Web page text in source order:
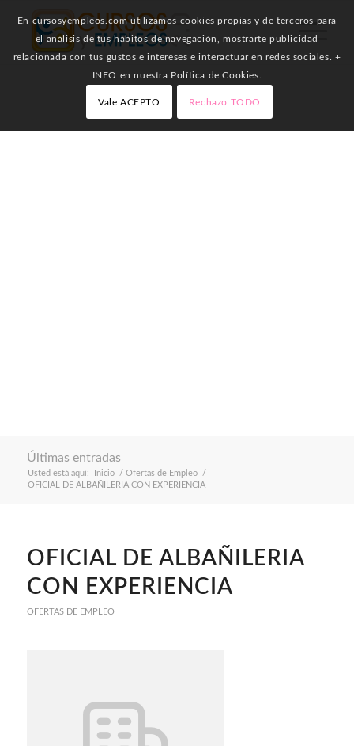
Últimas entradas
Usted está aquí: Inicio / Ofertas de Empleo
/
OFICIAL DE ALBAÑILERIA CON EXPERIENCIA
OFICIAL DE ALBAÑILERIA
CON EXPERIENCIA
OFERTAS DE EMPLEO
En cursosyempleos.com utilizamos cookies propias y de terceros para
el análisis de tus hábitos de navegación, mostrarte publicidad
relacionada con tus gustos e intereses e interactuar en redes sociales. +
INFO en nuestra Política de Cookies.
Vale ACEPTO Rechazo TODO